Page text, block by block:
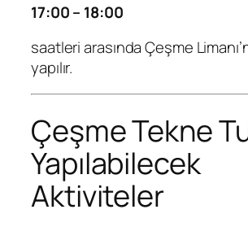
17:00 – 18:00
saatleri arasında Çeşme
yapılır.
Çeşme Tekne
Yapılabilecek
Aktiviteler